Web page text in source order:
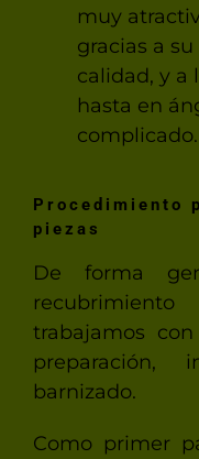
muy
gracias a
calidad, y a
hasta en
complicado.
Procedimiento
piezas
De forma
trabajamos
preparación,
barnizado.
Como primer